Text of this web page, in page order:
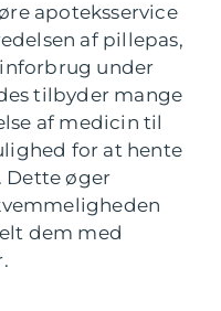
apoteksservice
af pillepas,
under
tilbyder mange
af medicin til
for at hente
Dette øger
dem med